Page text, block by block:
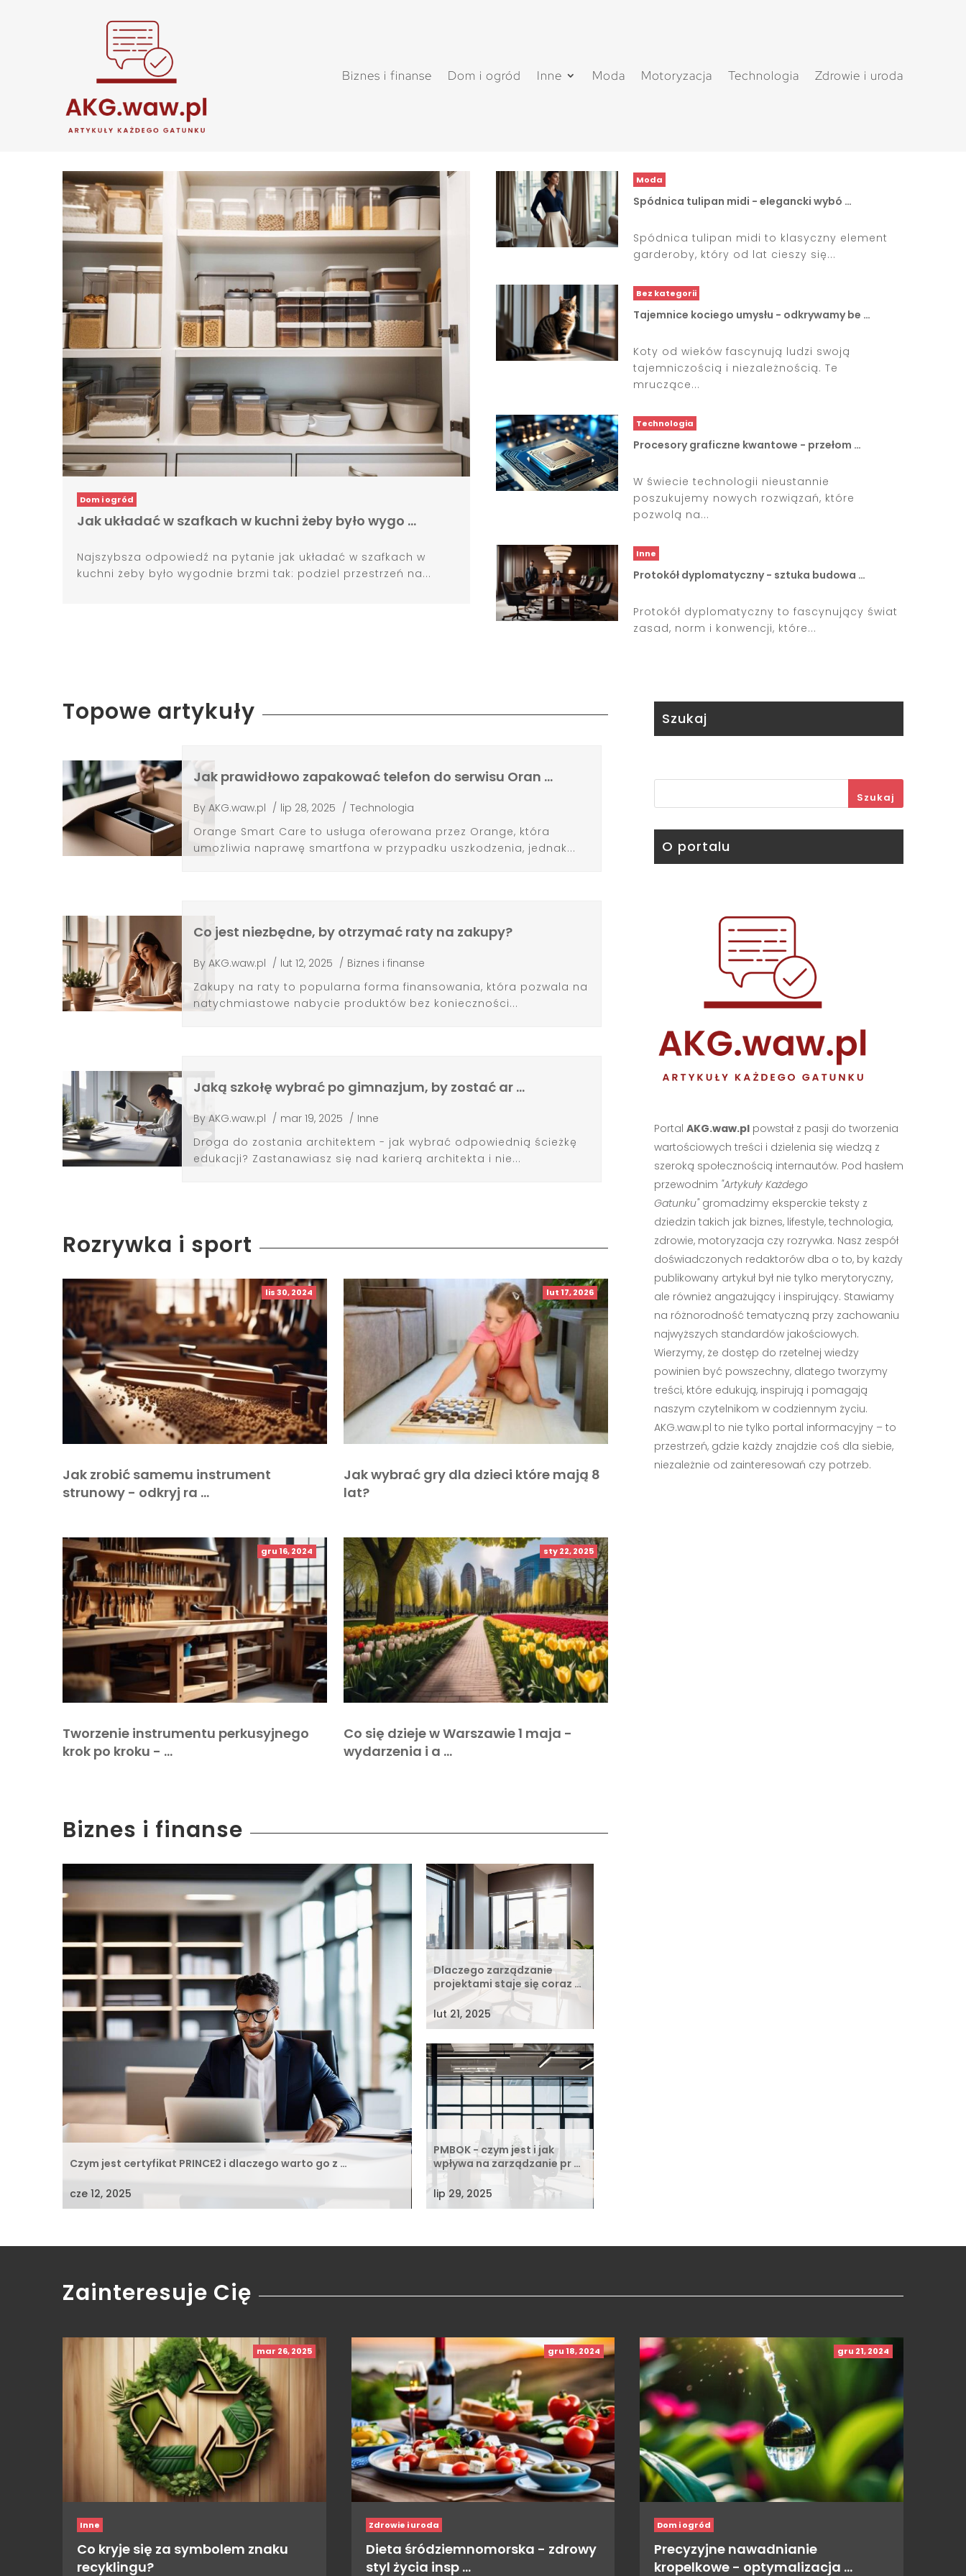
Biznes i finanse Dom i ogród Inne Moda Motoryzacja Technologia Zdrowie i uroda
Dom i ogród
Jak układać w szafkach w kuchni żeby było wygo …
Najszybsza odpowiedź na pytanie jak układać w szafkach w
kuchni żeby było wygodnie brzmi tak: podziel przestrzeń na...
Moda
Spódnica tulipan midi - elegancki wybó …
Spódnica tulipan midi to klasyczny element
garderoby, który od lat cieszy się...
Bez kategorii
Tajemnice kociego umysłu - odkrywamy be …
Koty od wieków fascynują ludzi swoją
tajemniczością i niezależnością. Te
mruczące...
Technologia
Procesory graficzne kwantowe - przełom …
W świecie technologii nieustannie
poszukujemy nowych rozwiązań, które
pozwolą na...
Inne
Protokół dyplomatyczny - sztuka budowa …
Protokół dyplomatyczny to fascynujący świat
zasad, norm i konwencji, które...
Topowe artykuły
Jak prawidłowo zapakować telefon do serwisu Oran …
ByAKG.waw.pl / lip 28, 2025 / Technologia
Orange Smart Care to usługa oferowana przez Orange, która
umożliwia naprawę smartfona w przypadku uszkodzenia, jednak...
Co jest niezbędne, by otrzymać raty na zakupy?
ByAKG.waw.pl / lut 12, 2025 / Biznes i finanse
Zakupy na raty to popularna forma finansowania, która pozwala na
natychmiastowe nabycie produktów bez konieczności...
Jaką szkołę wybrać po gimnazjum, by zostać ar …
ByAKG.waw.pl / mar 19, 2025 / Inne
Droga do zostania architektem - jak wybrać odpowiednią ścieżkę
edukacji? Zastanawiasz się nad karierą architekta i nie...
Rozrywka i sport
lis 30, 2024
Jak zrobić samemu instrument
strunowy - odkryj ra …
lut 17, 2026
Jak wybrać gry dla dzieci które mają 8
lat?
gru 16, 2024
Tworzenie instrumentu perkusyjnego
krok po kroku - …
sty 22, 2025
Co się dzieje w Warszawie 1 maja -
wydarzenia i a …
Biznes i finanse
Czym jest certyfikat PRINCE2 i dlaczego warto go z …
cze 12, 2025
Dlaczego zarządzanie
projektami staje się coraz …
lut 21, 2025
PMBOK - czym jest i jak
wpływa na zarządzanie pr …
lip 29, 2025
Szukaj
Szukaj
O portalu
Portal AKG.waw.plpowstał z pasji do tworzenia
wartościowych treści i dzielenia się wiedzą z
szeroką społecznością internautów. Pod hasłem
przewodnim "Artykuły Każdego
Gatunku"gromadzimy eksperckie teksty z
dziedzin takich jak biznes, lifestyle, technologia,
zdrowie, motoryzacja czy rozrywka. Nasz zespół
doświadczonych redaktorów dba o to, by każdy
publikowany artykuł był nie tylko merytoryczny,
ale również angażujący i inspirujący. Stawiamy
na różnorodność tematyczną przy zachowaniu
najwyższych standardów jakościowych.
Wierzymy, że dostęp do rzetelnej wiedzy
powinien być powszechny, dlatego tworzymy
treści, które edukują, inspirują i pomagają
naszym czytelnikom w codziennym życiu.
AKG.waw.pl to nie tylko portal informacyjny – to
przestrzeń, gdzie każdy znajdzie coś dla siebie,
niezależnie od zainteresowań czy potrzeb.
Zainteresuje Cię
mar 26, 2025
Inne
Co kryje się za symbolem znaku
recyklingu?
gru 18, 2024
Zdrowie i uroda
Dieta śródziemnomorska - zdrowy
styl życia insp …
gru 21, 2024
Dom i ogród
Precyzyjne nawadnianie
kropelkowe - optymalizacja …